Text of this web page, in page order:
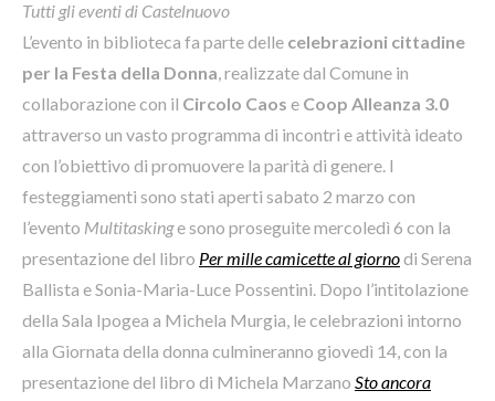
Tutti gli eventi di Castelnuovo
L’evento in biblioteca fa parte delle celebrazioni cittadine
per la Festa della Donna, realizzate dal Comune in
collaborazione con il Circolo Caos e Coop Alleanza 3.0
attraverso un vasto programma di incontri e attività ideato
con l’obiettivo di promuovere la parità di genere. I
festeggiamenti sono stati aperti sabato 2 marzo con
l’evento Multitaskinge sono proseguite mercoledì 6 con la
presentazione del libro Per mille camicette al giornodi Serena
Ballista e Sonia-Maria-Luce Possentini. Dopo l’intitolazione
della Sala Ipogea a Michela Murgia, le celebrazioni intorno
alla Giornata della donna culmineranno giovedì 14, con la
presentazione del libro di Michela Marzano Sto ancora